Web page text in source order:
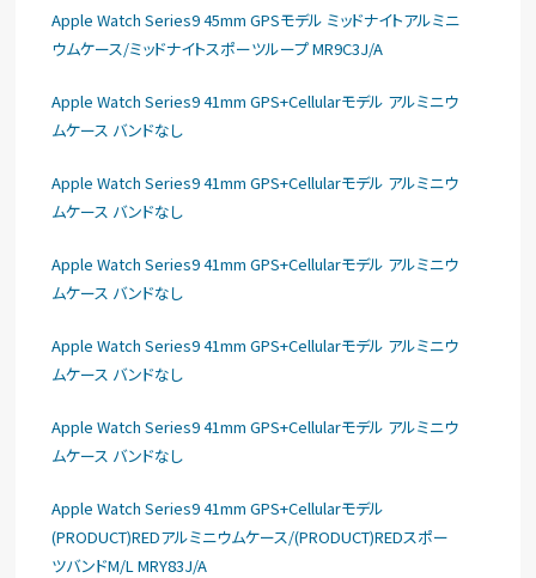
Apple Watch Series9 45mm GPSモデル ミッドナイトアルミニ
ウムケース/ミッドナイトスポーツループ MR9C3J/A
Apple Watch Series9 41mm GPS+Cellularモデル アルミニウ
ムケース バンドなし
Apple Watch Series9 41mm GPS+Cellularモデル アルミニウ
ムケース バンドなし
Apple Watch Series9 41mm GPS+Cellularモデル アルミニウ
ムケース バンドなし
Apple Watch Series9 41mm GPS+Cellularモデル アルミニウ
ムケース バンドなし
Apple Watch Series9 41mm GPS+Cellularモデル アルミニウ
ムケース バンドなし
Apple Watch Series9 41mm GPS+Cellularモデル
(PRODUCT)REDアルミニウムケース/(PRODUCT)REDスポー
ツバンドM/L MRY83J/A